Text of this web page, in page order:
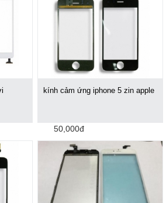
kính cảm ứng iphone 5 zin apple
50,000đ